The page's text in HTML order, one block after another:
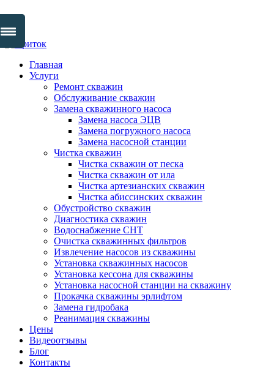
contentГлавная
Услуги
Ремонт скважин
Обслуживание скважин
Замена скважинного насоса
Замена насоса ЭЦВ
Замена погружного насоса
Замена насосной станции
Чистка скважин
Чистка скважин от песка
Чистка скважин от ила
Чистка артезианских скважин
Чистка абиссинских скважин
Обустройство скважин
Диагностика скважин
Водоснабжение СНТ
Очистка скважинных фильтров
Извлечение насосов из скважины
Установка скважинных насосов
Установка кессона для скважины
Установка насосной станции на скважину
Прокачка скважины эрлифтом
Замена гидробака
Реанимация скважины
Цены
Видеоотзывы
Блог
Контакты